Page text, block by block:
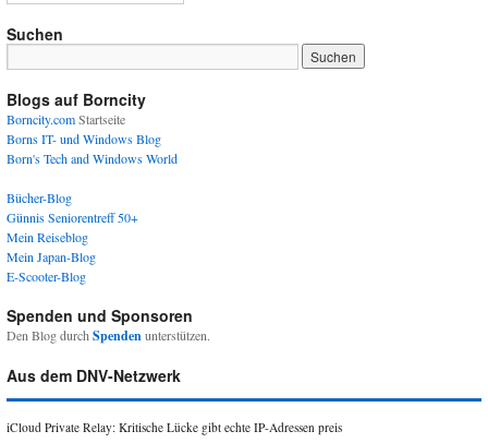
Suchen
Blogs auf Borncity
Borncity.comStartseite
Borns IT- und Windows Blog
Born's Tech and Windows World
Bücher-Blog
Günnis Seniorentreff 50+
Mein Reiseblog
Mein Japan-Blog
E-Scooter-Blog
Spenden und Sponsoren
Den Blog durch Spendenunterstützen.
Aus dem DNV-Netzwerk
iCloud Private Relay: Kritische Lücke gibt echte IP-Adressen preis